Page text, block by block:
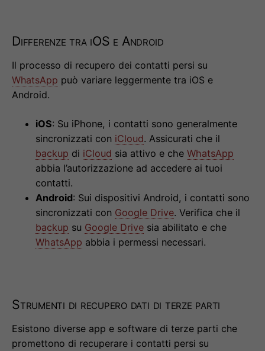
Differenze tra iOS e Android
Il processo di recupero dei contatti persi su
WhatsApp può variare leggermente tra iOS e
Android.
iOS: Su iPhone, i contatti sono generalmente
sincronizzati con iCloud. Assicurati che il
backup di iCloud sia attivo e che WhatsApp
abbia l’autorizzazione ad accedere ai tuoi
contatti.
Android: Sui dispositivi Android, i contatti sono
sincronizzati con Google Drive. Verifica che il
backup su Google Drive sia abilitato e che
WhatsApp abbia i permessi necessari.
Strumenti di recupero dati di terze parti
Esistono diverse app e software di terze parti che
promettono di recuperare i contatti persi su